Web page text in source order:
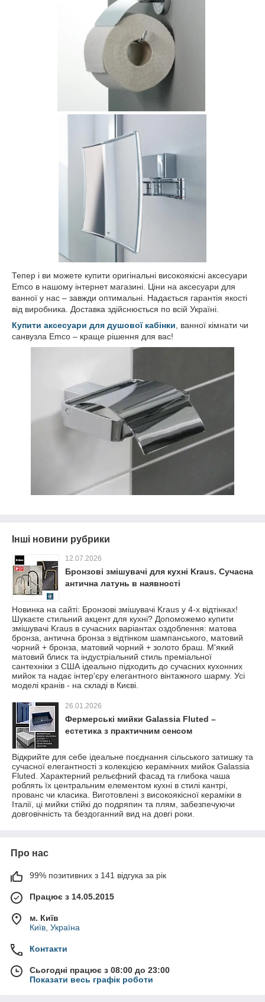
Тепер і ви можете купити оригінальні високоякісні аксесуари
Emco в нашому інтернет магазині. Ціни на аксесуари для
ванної у нас – завжди оптимальні. Надається гарантія якості
від виробника. Доставка здійснюється по всій Україні.
Купити аксесуари для душової кабінки , ванної кімнати чи
санвузла Emco – краще рішення для вас!
Інші новини рубрики
12.07.2026
Бронзові змішувачі для кухні Kraus. Сучасна
антична латунь в наявності
Новинка на сайті: Бронзові змішувачі Kraus у 4-х відтінках!
Шукаєте стильний акцент для кухні? Допоможемо купити
змішувачі Kraus в сучасних варіантах оздоблення: матова
бронза, антична бронза з відтінком шампанського, матовий
чорний + бронза, матовий чорний + золото браш. М'який
матовий блиск та індустріальний стиль преміальної
сантехніки з США ідеально підходить до сучасних кухонних
мийок та надає інтер'єру елегантного вінтажного шарму. Усі
моделі кранів - на складі в Києві.
26.01.2026
Фермерські мийки Galassia Fluted –
естетика з практичним сенсом
Відкрийте для себе ідеальне поєднання сільського затишку та
сучасної елегантності з колекцією керамічних мийок Galassia
Fluted. Характерний рельєфний фасад та глибока чаша
роблять їх центральним елементом кухні в стилі кантрі,
прованс чи класика. Виготовлені з високоякісної кераміки в
Італії, ці мийки стійкі до подряпин та плям, забезпечуючи
довговічність та бездоганний вид на довгі роки.
Про нас
99% позитивних з 141 відгука за рік
Працює з 14.05.2015
м. Київ
Київ, Україна
Контакти
Сьогодні працює з 08:00 до 23:00
Показати весь графік роботи